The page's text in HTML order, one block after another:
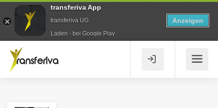
transferiva App
transferiva UG
Laden - bei Google Play
Anzeigen